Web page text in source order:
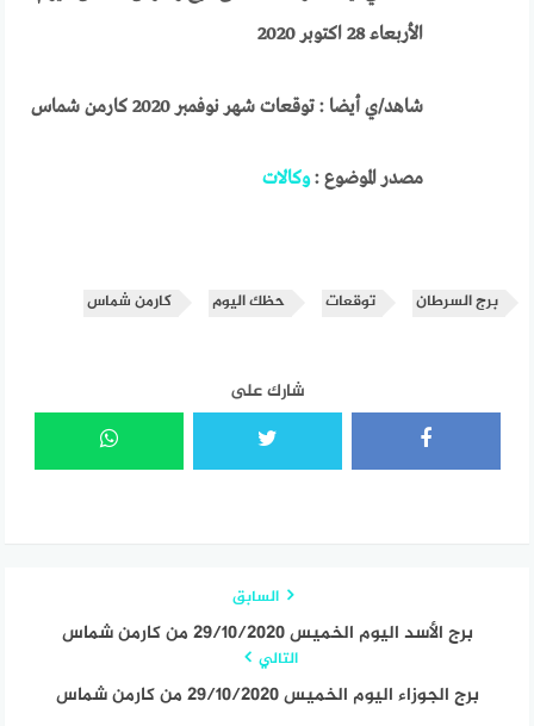
الأربعاء 28 اكتوبر 2020
شاهد/ي أيضا : توقعات شهر نوفمبر 2020 كارمن شماس
مصدر الموضوع :وكالات
برج السرطان توقعات حظك اليوم كارمن شماس
شارك على
السابق
برج الأسد اليوم الخميس 29/10/2020 من كارمن شماس
التالي
برج الجوزاء اليوم الخميس 29/10/2020 من كارمن شماس